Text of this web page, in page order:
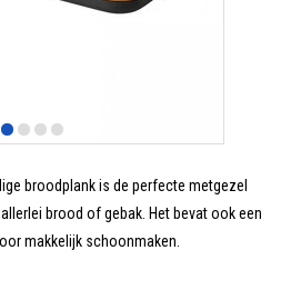
broodplank is de perfecte metgezel
brood of gebak. Het bevat ook een
makkelijk schoonmaken.